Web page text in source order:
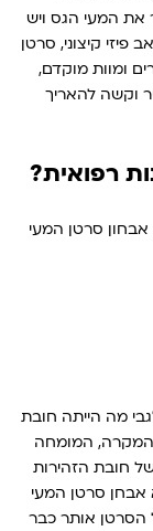
את המעי הגס ויש
פיזי קיצוני, סרטן
ומוות מוקדם,
וקשה להאריך
רפואית?
סרטן המעי
מה הייתה חובת
המקרה, המומחה
חובת הזהירות
אבחן סרטן המעי
הסרטן אותר כבר